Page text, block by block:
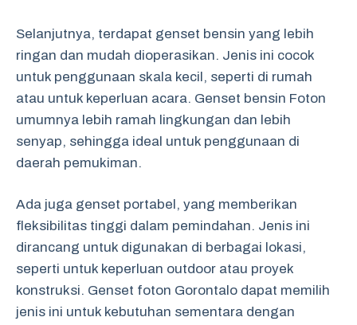
Selanjutnya, terdapat genset bensin yang lebih
ringan dan mudah dioperasikan. Jenis ini cocok
untuk penggunaan skala kecil, seperti di rumah
atau untuk keperluan acara. Genset bensin Foton
umumnya lebih ramah lingkungan dan lebih
senyap, sehingga ideal untuk penggunaan di
daerah pemukiman.
Ada juga genset portabel, yang memberikan
fleksibilitas tinggi dalam pemindahan. Jenis ini
dirancang untuk digunakan di berbagai lokasi,
seperti untuk keperluan outdoor atau proyek
konstruksi. Genset foton Gorontalo dapat memilih
jenis ini untuk kebutuhan sementara dengan